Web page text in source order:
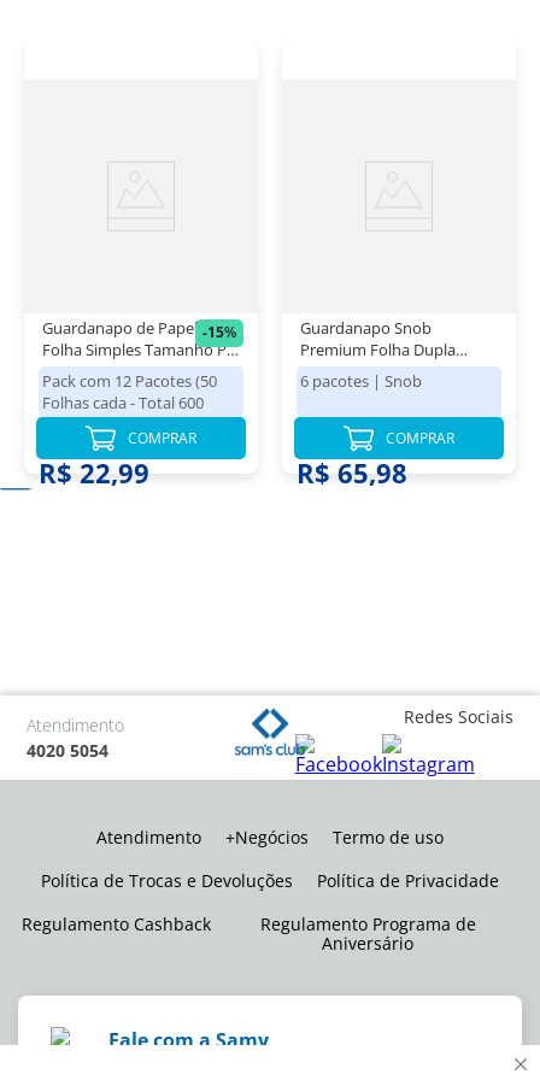
-15%
Guardanapo de Papel
Folha Simples Tamanho P
Scott Dia a Dia Pack 12x50
Folhas
Pack com 12 Pacotes (50
Folhas cada - Total 600
Folhas)|Scott
R$ 26,98
R$ 22,99
COMPRAR
Guardanapo Snob
Premium Folha Dupla
Grande - 32,5x32,5 cm Snob
6 Pacotes de 50 Folhas
6 pacotes | Snob
R$ 65,98
COMPRAR
Atendimento
4020 5054
Redes Sociais
Atendimento +Negócios
Termo de uso
Política de Trocas e Devoluções
Política de Privacidade
Regulamento Cashback
Regulamento Programa de
Aniversário
Fale com a Samy